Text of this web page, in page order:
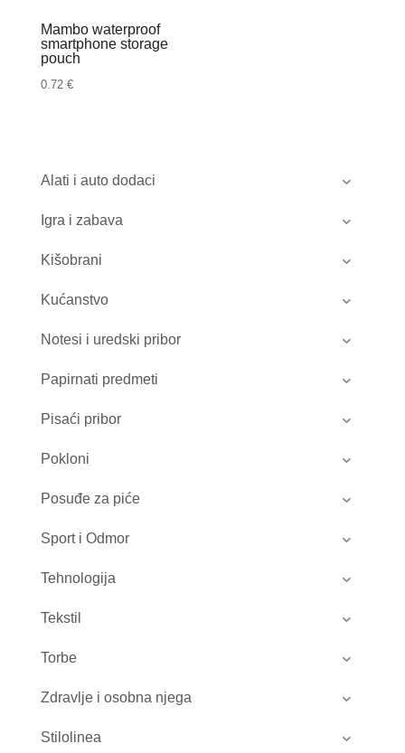
Alati i auto dodaci
Igra i zabava
Kišobrani
Kućanstvo
Notesi i uredski pribor
Papirnati predmeti
Pisaći pribor
Pokloni
Posuđe za piće
Sport i Odmor
Tehnologija
Tekstil
Torbe
Zdravlje i osobna njega
Stilolinea
Mambo waterproof
smartphone storage
pouch
0.72 €